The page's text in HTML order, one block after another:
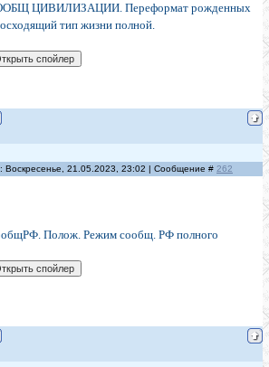
ЦИВИЛИЗАЦИИ. Переформат рожденных
тип жизни полной.
Воскресенье, 21.05.2023, 23:02 | Сообщение # 262
Полож. Режим сообщ. РФ полного